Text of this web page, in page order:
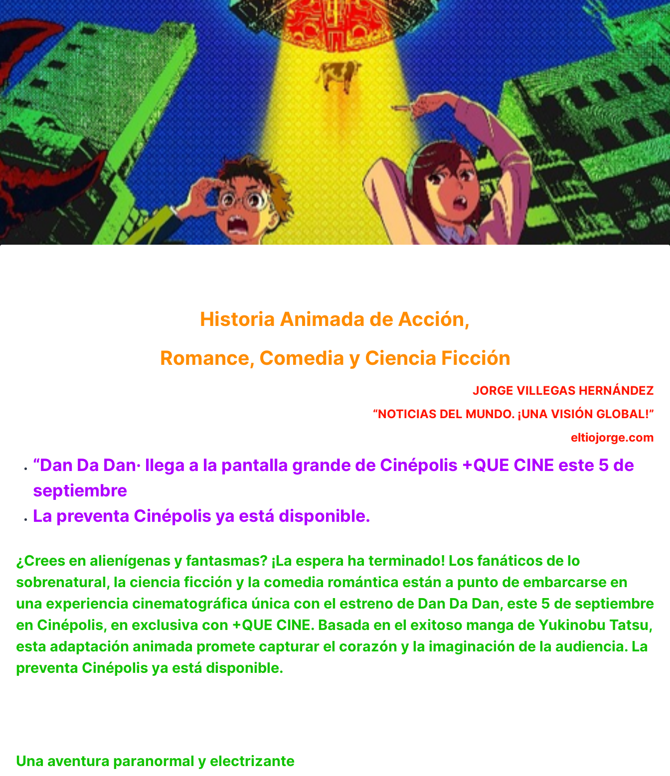
Historia Animada de Acción,
Romance, Comedia y Ciencia Ficción
JORGE VILLEGAS HERNÁNDEZ
“NOTICIAS DEL MUNDO. ¡UNA VISIÓN GLOBAL!”
eltiojorge.com
“Dan Da Dan· llega a la pantalla grande de Cinépolis +QUE CINE este 5 de
septiembre
La preventa Cinépolis ya está disponible.
¿Crees en alienígenas y fantasmas? ¡La espera ha terminado! Los fanáticos de lo
sobrenatural, la ciencia ficción y la comedia romántica están a punto de embarcarse en
una experiencia cinematográfica única con el estreno de Dan Da Dan, este 5 de septiembre
en Cinépolis, en exclusiva con +QUE CINE. Basada en el exitoso manga de Yukinobu Tatsu,
esta adaptación animada promete capturar el corazón y la imaginación de la audiencia. La
preventa Cinépolis ya está disponible.
Una aventura paranormal y electrizante